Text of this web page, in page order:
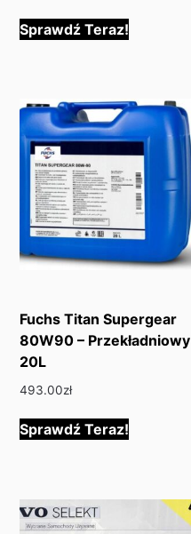
Sprawdź Teraz!
Fuchs Titan Supergear
80W90 – Przekładniowy
20L
493.00zł
Sprawdź Teraz!